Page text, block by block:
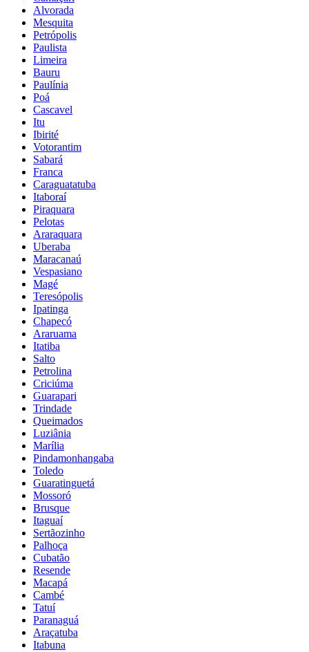
Alvorada
Mesquita
Petrópolis
Paulista
Limeira
Bauru
Paulínia
Poá
Cascavel
Itu
Ibirité
Votorantim
Sabará
Franca
Caraguatatuba
Itaboraí
Piraquara
Pelotas
Araraquara
Uberaba
Maracanaú
Vespasiano
Magé
Teresópolis
Ipatinga
Chapecó
Araruama
Itatiba
Salto
Petrolina
Criciúma
Guarapari
Trindade
Queimados
Luziânia
Marília
Pindamonhangaba
Toledo
Guaratinguetá
Mossoró
Brusque
Itaguaí
Sertãozinho
Palhoça
Cubatão
Resende
Macapá
Cambé
Tatuí
Paranaguá
Araçatuba
Itabuna